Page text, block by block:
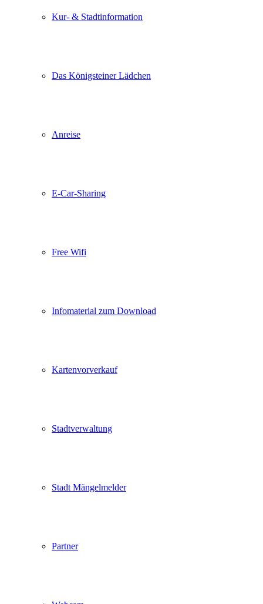
Kur- & Stadtinformation
Das Königsteiner Lädchen
Anreise
E-Car-Sharing
Free Wifi
Infomaterial zum Download
Kartenvorverkauf
Stadtverwaltung
Stadt Mängelmelder
Partner